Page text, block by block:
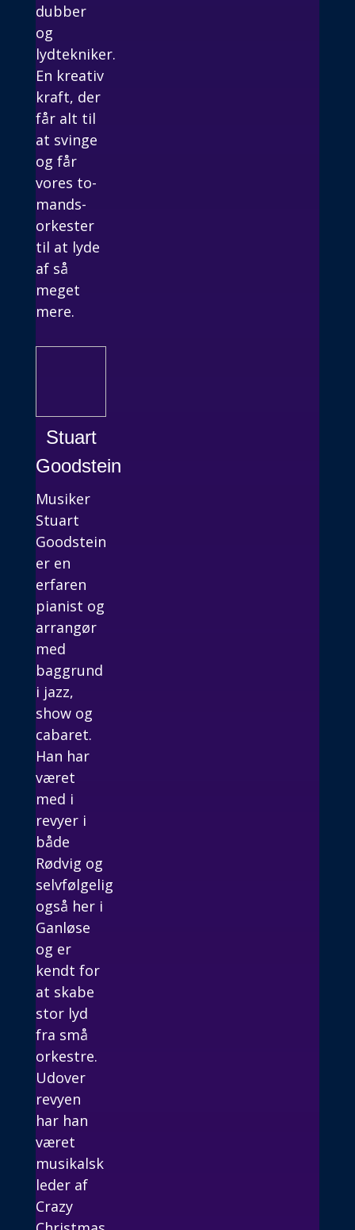
dubber
og
lydtekniker.
En kreativ
kraft, der
får alt til
at svinge
og får
vores to-
mands-
orkester
til at lyde
af så
meget
mere.
Stuart
Goodstein
Musiker
Stuart
Goodstein
er en
erfaren
pianist og
arrangør
med
baggrund
i jazz,
show og
cabaret.
Han har
været
med i
revyer i
både
Rødvig og
selvfølgelig
også her i
Ganløse
og er
kendt for
at skabe
stor lyd
fra små
orkestre.
Udover
revyen
har han
været
musikalsk
leder af
Crazy